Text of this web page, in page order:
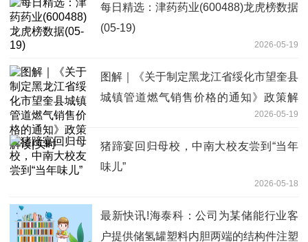
每日精选：津药药业(600488)龙虎榜数据
(05-19)
2026-05-19
图解｜《关于制定黑龙江省绥化市望奎县
城镇管道燃气销售价格的通知》政策解
2026-05-19
猪蹄宴回归母校，中南大校友尝到“当年
味儿”
2026-05-18
最新快讯!海泰科：公司为某储能行业客
户提供储氢罐塑料内胆两端的结构件注塑